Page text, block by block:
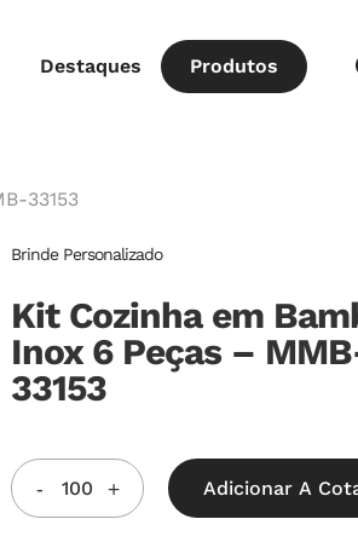
Destaques Produtos
33153
Brinde Personalizado
Kit Cozinha em
Inox 6 Peças –
33153
Adicionar A